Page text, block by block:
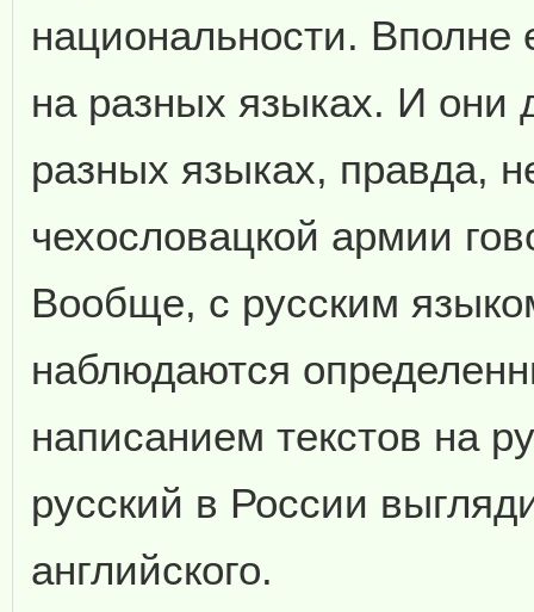
национальности. Вполне
на разных языках. И они
разных языках, правда,
чехословацкой армии
Вообще, с русским
наблюдаются
написанием текстов на
русский в России
английского.